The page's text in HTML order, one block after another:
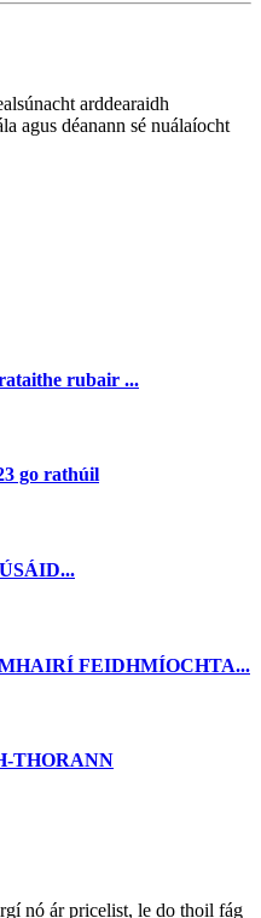
arddearaidh
agus déanann sé nuálaíocht
rubair ...
go rathúil
FEIDHMÍOCHTA...
THORANN
nó ár pricelist, le do thoil fág